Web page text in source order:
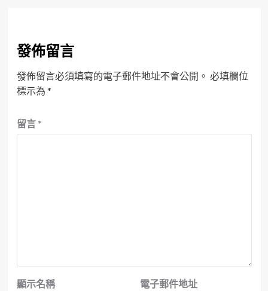
發佈留言
發佈留言必須填寫的電子郵件地址不會公開。 必填欄位
標示為 *
留言 *
顯示名稱 電子郵件地址